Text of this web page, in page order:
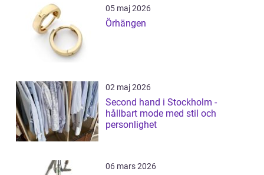
05 maj 2026
Örhängen
02 maj 2026
Second hand i Stockholm -
hållbart mode med stil och
personlighet
06 mars 2026